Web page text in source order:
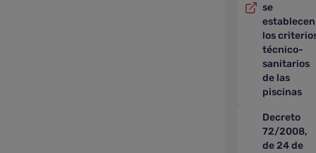
se
establecen
los
técnico-
sanitarios
de las
piscinas
Decreto
72/2008,
de 24 de